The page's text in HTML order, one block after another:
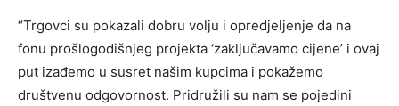
“Trgovci su pokazali dobru volju i opredjeljenje da na
fonu prošlogodišnjeg projekta ‘zaključavamo cijene’ i ovaj
put izađemo u susret našim kupcima i pokažemo
društvenu odgovornost. Pridružili su nam se pojedini